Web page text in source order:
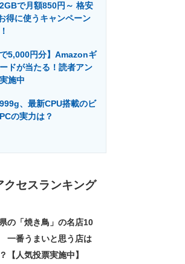
で月額850円～ 格安
得に使うキャンペーン
で5,000円分】Amazonギ
ドが当たる！読者アン
施中
、最新CPU搭載のビ
の実力は？
クセスランキング
の「焼き鳥」の名店10
一番うまいと思う店は
【人気投票実施中】